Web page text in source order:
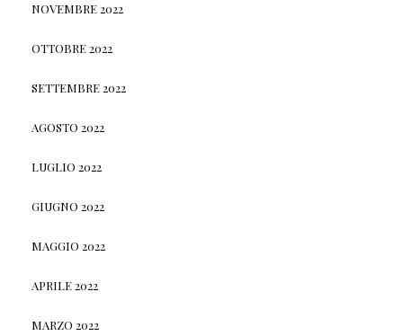
NOVEMBRE 2022
OTTOBRE 2022
SETTEMBRE 2022
AGOSTO 2022
LUGLIO 2022
GIUGNO 2022
MAGGIO 2022
APRILE 2022
MARZO 2022